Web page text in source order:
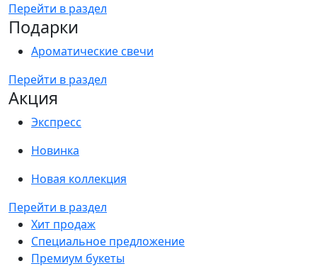
Перейти в раздел
Подарки
Ароматические свечи
Перейти в раздел
Акция
Экспресс
Новинка
Новая коллекция
Перейти в раздел
Хит продаж
Специальное предложение
Премиум букеты